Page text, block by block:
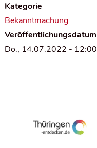
Kategorie
Bekanntmachung
Veröffentlichungsdatum
Do., 14.07.2022 - 12:00